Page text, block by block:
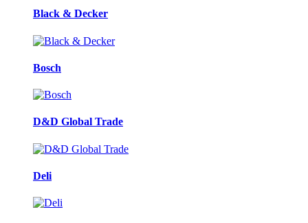
Black & Decker
Bosch
D&D Global Trade
Deli